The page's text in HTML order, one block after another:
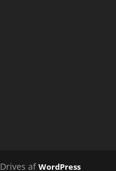
afWordPress